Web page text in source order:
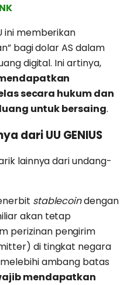
ini memberikan
bagi dolar AS dalam
digital. Ini artinya,
secara hukum dan
untuk bersaing.
dari UU GENIUS
lainnya dari undang-
stablecoindengan
akan tetap
perizinan pengirim
di tingkat negara
ambang batas
mendapatkan